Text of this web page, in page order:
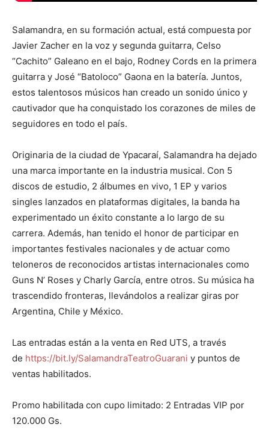
Salamandra, en su formación actual, está compuesta por
Javier Zacher en la voz y segunda guitarra, Celso
“Cachito” Galeano en el bajo, Rodney Cords en la primera
guitarra y José “Batoloco” Gaona en la batería. Juntos,
estos talentosos músicos han creado un sonido único y
cautivador que ha conquistado los corazones de miles de
seguidores en todo el país.
Originaria de la ciudad de Ypacaraí, Salamandra ha dejado
una marca importante en la industria musical. Con 5
discos de estudio, 2 álbumes en vivo, 1 EP y varios
singles lanzados en plataformas digitales, la banda ha
experimentado un éxito constante a lo largo de su
carrera. Además, han tenido el honor de participar en
importantes festivales nacionales y de actuar como
teloneros de reconocidos artistas internacionales como
Guns N’ Roses y Charly García, entre otros. Su música ha
trascendido fronteras, llevándolos a realizar giras por
Argentina, Chile y México.
Las entradas están a la venta en Red UTS, a través
de https://bit.ly/SalamandraTeatroGuarani y puntos de
ventas habilitados.
Promo habilitada con cupo limitado: 2 Entradas VIP por
120.000 Gs.